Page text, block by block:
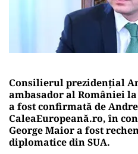
Consilierul prezidențial
ambasador al României
a fost confirmată de
CaleaEuropeană.ro, în
George Maior a fost
diplomatice din SUA.